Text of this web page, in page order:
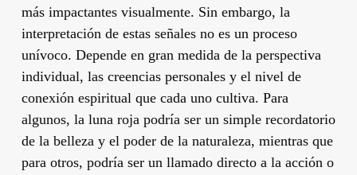
más impactantes visualmente. Sin embargo, la
interpretación de estas señales no es un proceso
unívoco. Depende en gran medida de la perspectiva
individual, las creencias personales y el nivel de
conexión espiritual que cada uno cultiva. Para
algunos, la luna roja podría ser un simple recordatorio
de la belleza y el poder de la naturaleza, mientras que
para otros, podría ser un llamado directo a la acción o